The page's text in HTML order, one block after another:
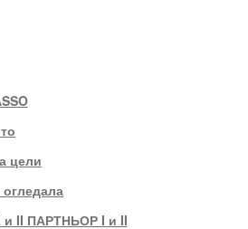
цели
II ПАРТНЬОР I и II